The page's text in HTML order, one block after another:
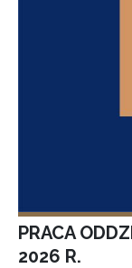
PRACA
2026 R.